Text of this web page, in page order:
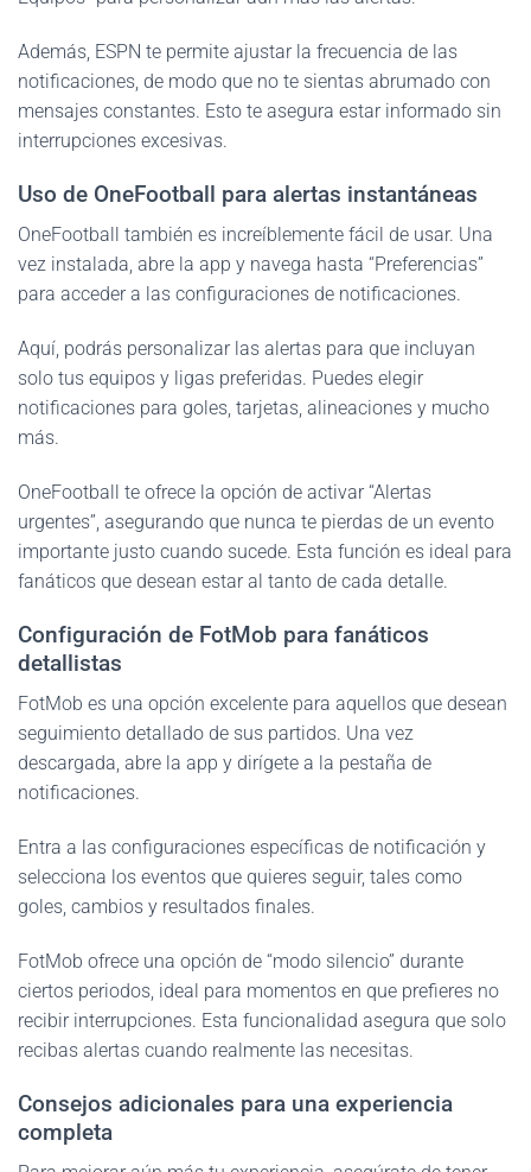
Además, ESPN te permite ajustar la frecuencia de las
notificaciones, de modo que no te sientas abrumado con
mensajes constantes. Esto te asegura estar informado sin
interrupciones excesivas.
Uso de OneFootball para alertas instantáneas
OneFootball también es increíblemente fácil de usar. Una
vez instalada, abre la app y navega hasta “Preferencias”
para acceder a las configuraciones de notificaciones.
Aquí, podrás personalizar las alertas para que incluyan
solo tus equipos y ligas preferidas. Puedes elegir
notificaciones para goles, tarjetas, alineaciones y mucho
más.
OneFootball te ofrece la opción de activar “Alertas
urgentes”, asegurando que nunca te pierdas de un evento
importante justo cuando sucede. Esta función es ideal para
fanáticos que desean estar al tanto de cada detalle.
Configuración de FotMob para fanáticos
detallistas
FotMob es una opción excelente para aquellos que desean
seguimiento detallado de sus partidos. Una vez
descargada, abre la app y dirígete a la pestaña de
notificaciones.
Entra a las configuraciones específicas de notificación y
selecciona los eventos que quieres seguir, tales como
goles, cambios y resultados finales.
FotMob ofrece una opción de “modo silencio” durante
ciertos periodos, ideal para momentos en que prefieres no
recibir interrupciones. Esta funcionalidad asegura que solo
recibas alertas cuando realmente las necesitas.
Consejos adicionales para una experiencia
completa